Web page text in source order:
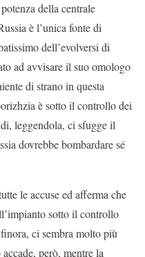
della centrale
è l’unica fonte di
dell’evolversi di
ad avvisare il suo omologo
di strano in questa
è sotto il controllo dei
leggendola, ci sfugge il
dovrebbe bombardare sé
le accuse ed afferma che
sotto il controllo
ci sembra molto più
però, mentre la